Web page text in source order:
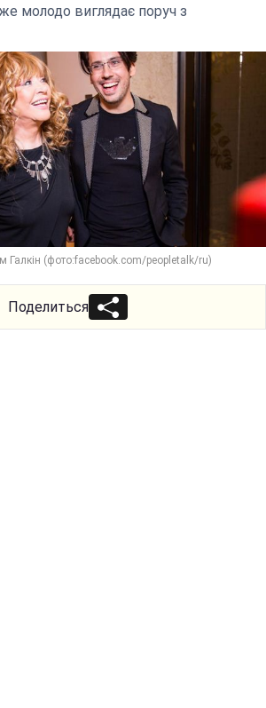
молодо виглядає поруч з
Галкін (фото:facebook.com/peopletalk/ru)
Поделиться